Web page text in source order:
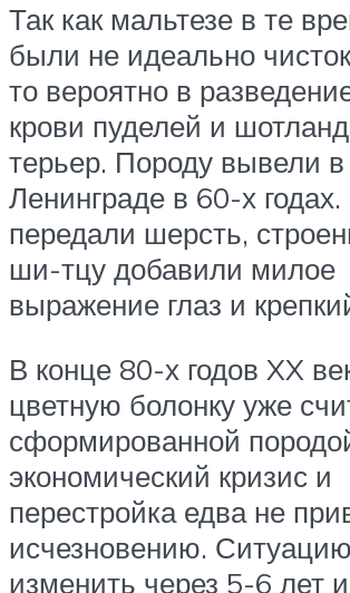
Так как мальтезе в те
были не идеально
то вероятно в
крови пуделей и
терьер. Породу вывели в
Ленинграде в 60-х
передали шерсть,
ши-тцу добавили милое
выражение глаз и
В конце 80-х годов XX
цветную болонку уже
сформированной
экономический кризис и
перестройка едва не
исчезновению.
изменить через 5-6 лет и